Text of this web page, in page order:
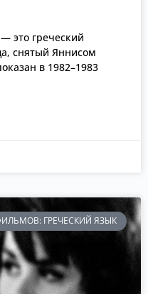
это греческий
снятый Яннисом
в 1982–1983
ГРЕЧЕСКИЙ ЯЗЫК